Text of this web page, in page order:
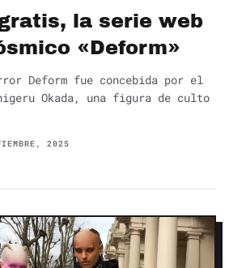
la serie web
«Deform»
Deform fue concebida por el
Okada, una figura de culto
2025